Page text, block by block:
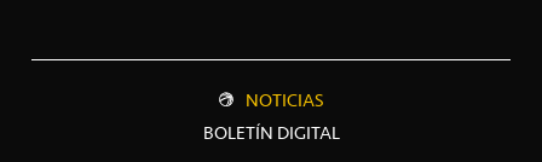
NOTICIAS
BOLETÍN DIGITAL